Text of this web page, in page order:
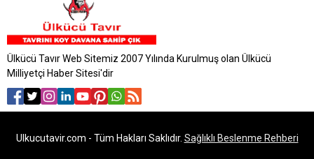
Ülkücü Tavır Web Sitemiz 2007 Yılında Kurulmuş olan Ülkücü
Milliyetçi Haber Sitesi'dir
Ulkucutavir.com - Tüm Hakları Saklıdır. Sağlıklı Beslenme Rehberi